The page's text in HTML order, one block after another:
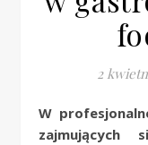
2
W profesjonalnej gastronomii oraz w firmach
zajmujących